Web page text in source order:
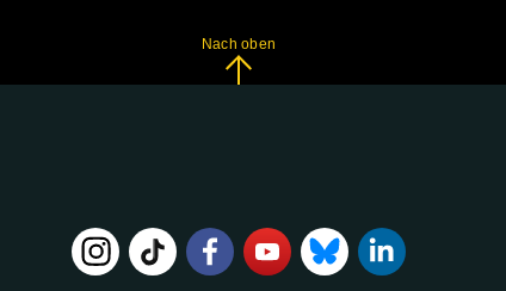
Nach oben